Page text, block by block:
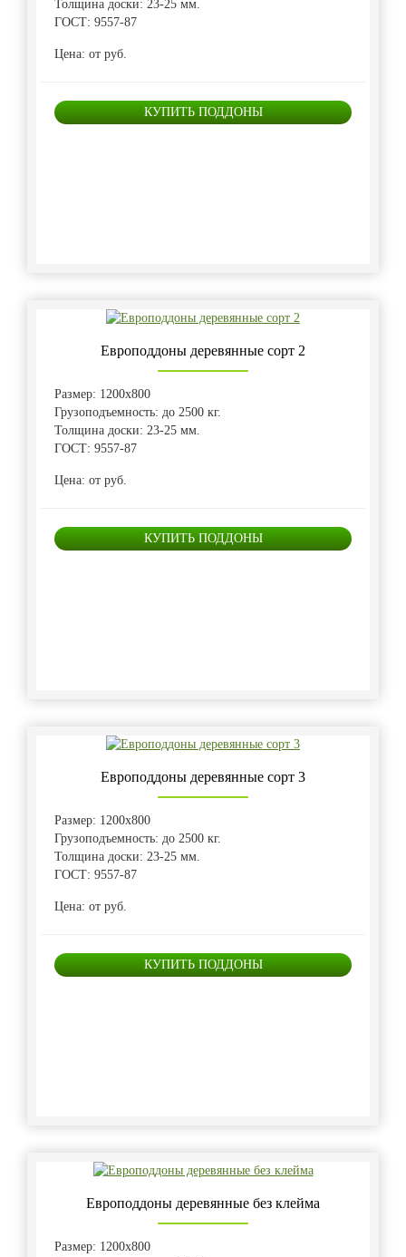
Толщина доски: 23-25 мм.
ГОСТ: 9557-87
Цена: от руб.
КУПИТЬ ПОДДОНЫ
Европоддоны деревянные сорт 2
Размер: 1200х800
Грузоподъемность: до 2500 кг.
Толщина доски: 23-25 мм.
ГОСТ: 9557-87
Цена: от руб.
КУПИТЬ ПОДДОНЫ
Европоддоны деревянные сорт 3
Размер: 1200х800
Грузоподъемность: до 2500 кг.
Толщина доски: 23-25 мм.
ГОСТ: 9557-87
Цена: от руб.
КУПИТЬ ПОДДОНЫ
Европоддоны деревянные без клейма
Размер: 1200х800